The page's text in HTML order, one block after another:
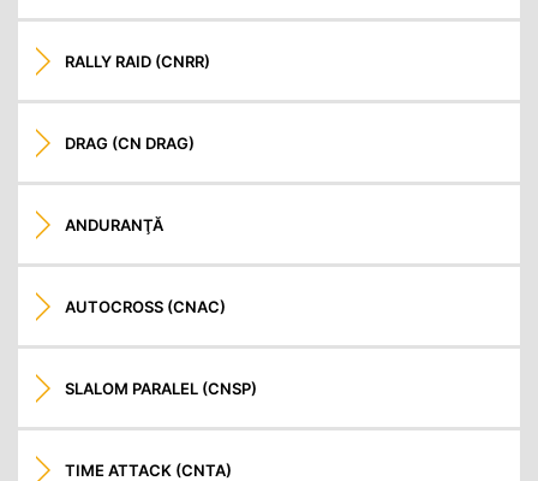
RALLY RAID (CNRR)
DRAG (CN DRAG)
ANDURANŢĂ
AUTOCROSS (CNAC)
SLALOM PARALEL (CNSP)
TIME ATTACK (CNTA)